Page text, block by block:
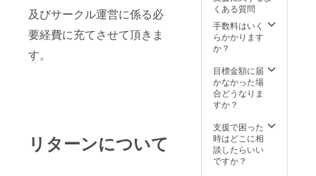
及びサークル運営に係る必
要経費に充てさせて頂きま
す。
リターンについて
合がご
ざいま
す。
す。
サーク
ル名と
ルがデ
ザイン
されて
カ
ラー：
オレン
ジ ・サ
録時
間：90
分(予定)
・提供
メール
にて
URLを
送信
ジナル
ライブT
シャ
ツ】
くある質問
手数料はいく
らかかります
か？
目標金額に届
かなかった場
合どうなりま
すか？
支援で困った
時はどこに相
談したらいい
ですか？